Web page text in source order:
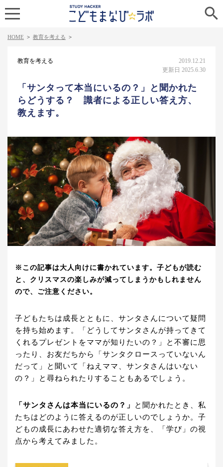

HOME > 教育を考える >
教育を考える
2019.12.21
更新日 2025.6.30
「サンタって本当にいるの？」と聞かれた
らどうする？ 識者による正しい答え方、
教えます。
※この記事は大人向けに書かれています。子どもが読む
と、クリスマスの楽しみが減ってしまうかもしれません
ので、ご注意ください。
子どもたちは成長とともに、サンタさんについて疑問
を持ち始めます。「どうしてサンタさんが持ってきて
くれるプレゼントをママが知りたいの？」と不審に思
ったり、お友だちから「サンタクロースっていないん
だって」と聞いて「ねえママ、サンタさんはいない
の？」と尋ねられたりすることもあるでしょう。
「サンタさんは本当にいるの？」
と聞かれたとき、私
たちはどのように答えるのが正しいのでしょうか。子
どもの成長にあわせた適切な答え方を、「学び」の視
点から考えてみました。